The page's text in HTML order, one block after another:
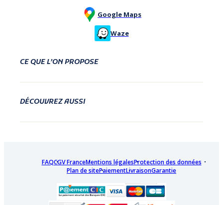
Google Maps
Waze
CE QUE L’ON PROPOSE
DÉCOUVREZ AUSSI
FAQCGV FranceMentions légalesProtection des données
Plan de sitePaiementLivraisonGarantie